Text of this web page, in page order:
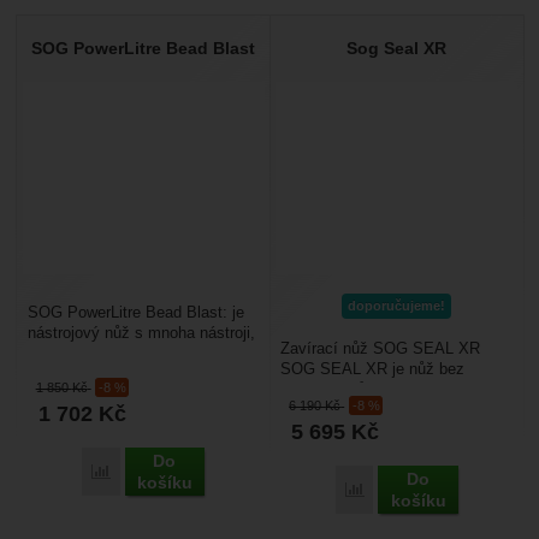
SOG PowerLitre Bead Blast
1 850Kč -8 %
1 702 Kč
Přidat 'SOG PowerLitre Bead Blast' k porovnání
Do
košíku
SOG PowerLitre Bead Blast: je
nástrojový nůž s mnoha nástroji,
na cestách....
Sog Seal XR
doporučujeme!
6 190Kč -8 %
5 695 Kč
Přidat 'Sog Seal XR' k
Do
košíku
Zavírací nůž SOG SEAL XR
SOG SEAL XR je nůž bez
Je navržen tak, aby zvládl...